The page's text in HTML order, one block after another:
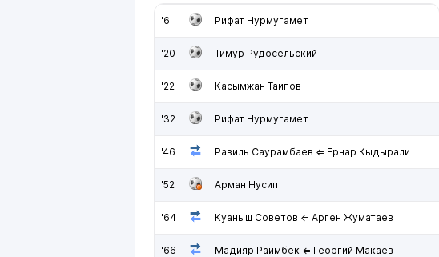
'6 Рифат Нурмугамет
'20 Тимур Рудосельский
'22 Касымжан Таипов
'32 Рифат Нурмугамет
'46 Равиль Саурамбаев ⇐ Ернар Кыдырали
'52 Арман Нусип
'64 Куаныш Советов ⇐ Арген Жуматаев
'66 Мадияр Раимбек ⇐ Георгий Макаев